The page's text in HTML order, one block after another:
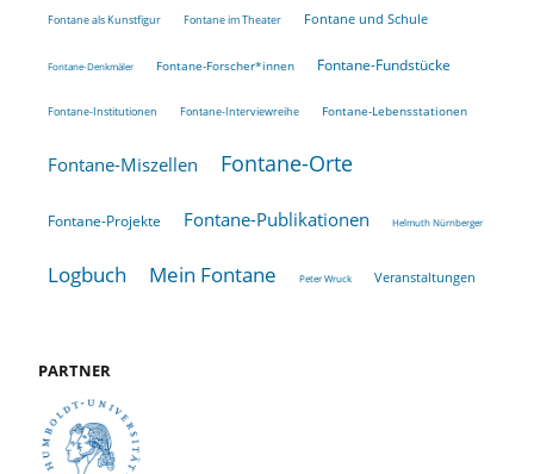
Fontane als Kunstfigur Fontane im Theater Fontane und Schule
Fontane-Denkmäler Fontane-Forscher*innen Fontane-Fundstücke
Fontane-Institutionen Fontane-Interviewreihe Fontane-Lebensstationen
Fontane-Miszellen Fontane-Orte
Fontane-Projekte Fontane-Publikationen Helmuth Nürnberger
Logbuch Mein Fontane Peter Wruck Veranstaltungen
PARTNER